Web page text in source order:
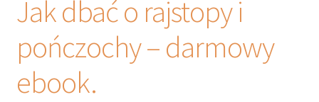
Pończochy i
zakolanówki
Podkolanówki i
skarpetki
Jak dbać o rajstopy i
pończochy – darmowy
ebook.